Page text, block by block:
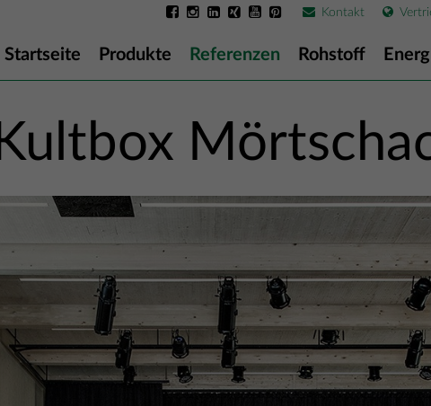
Startseite Produkte Referenzen Rohstoff
Kontakt
Kultbox